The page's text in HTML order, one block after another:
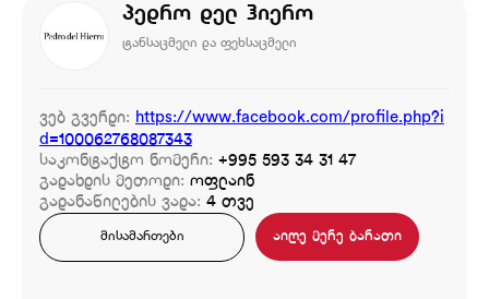
პედრო დელ ჰიერო
ტანსაცმელი და ფეხსაცმელი
ვებ გვერდი: https://www.facebook.com/profile.php?i
d=100062768087343
საკონტაქტო ნომერი: +995 593 34 31 47
გადახდის მეთოდი: ოფლაინ
გადანაწილების ვადა: 4 თვე
მისამართები აიღე მერე ბარათი